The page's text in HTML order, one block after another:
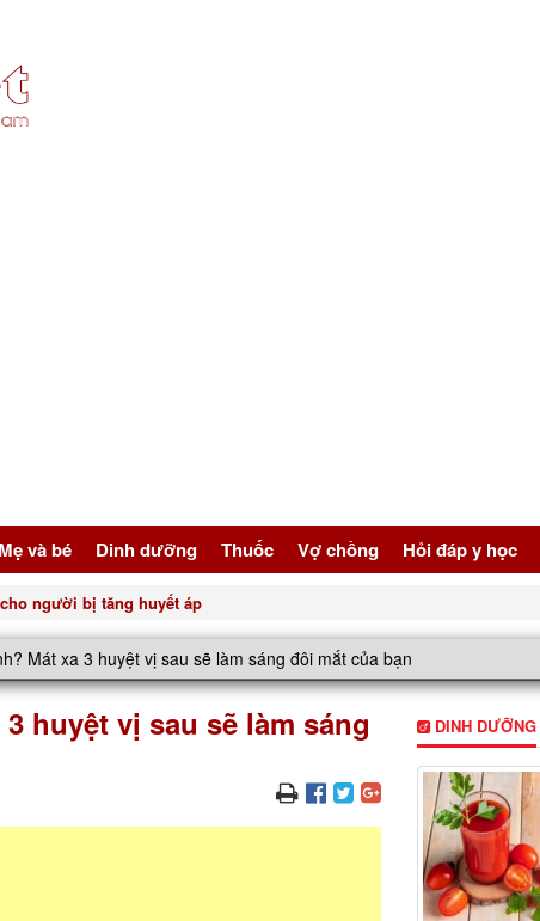
Mẹ và bé Dinh dưỡng Thuốc Vợ chồng Hỏi đáp y học
người bị tăng huyết áp
Mát xa 3 huyệt vị sau sẽ làm sáng đôi mắt của bạn
huyệt vị sau sẽ làm sáng DINH DƯỠNG